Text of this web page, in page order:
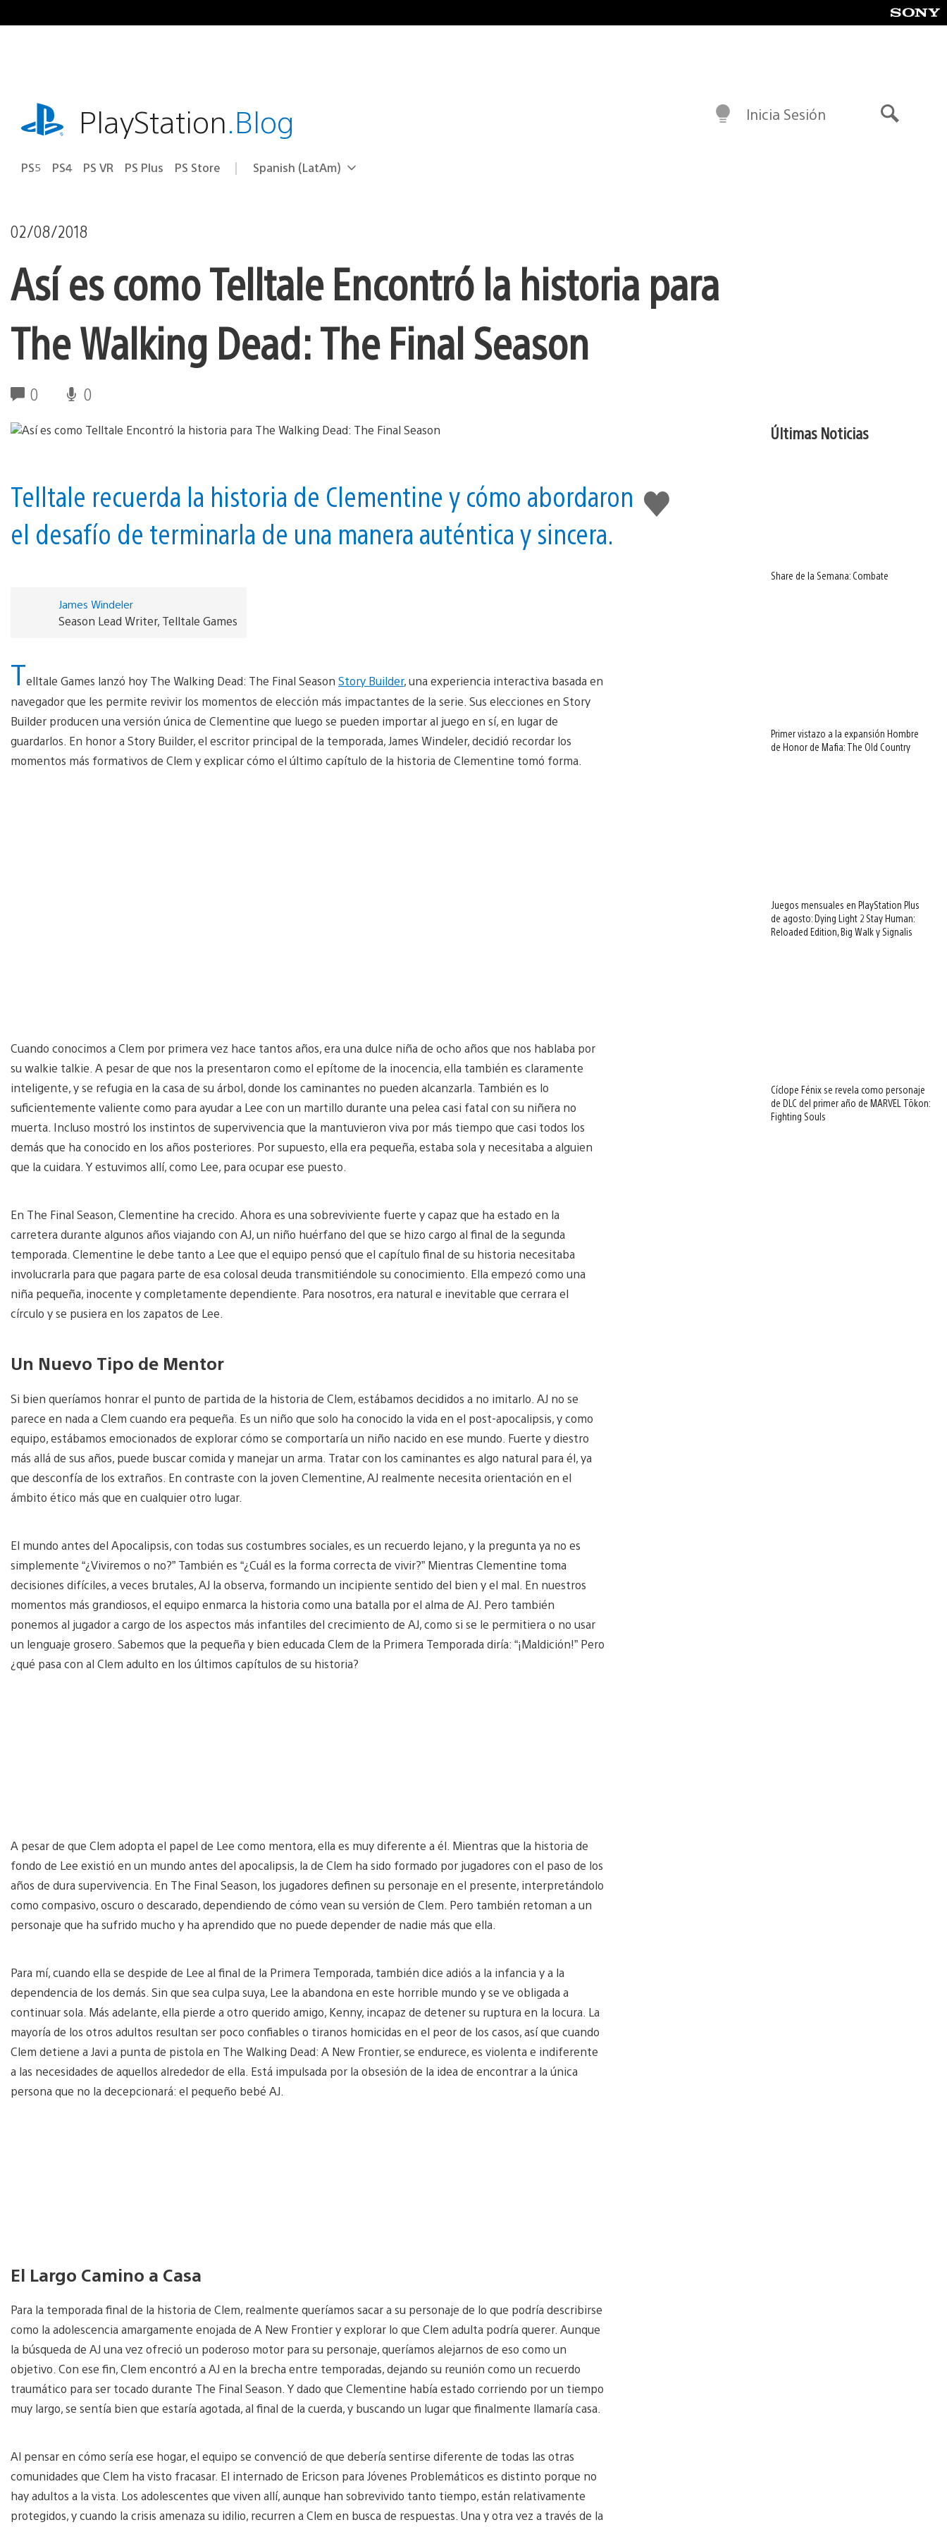
al
playstation.comPlayStation.Blog
PS5 PS4 PS VR PS Plus PS Store Elige
Región
Spanish (LatAm)
Inicia Sesión
02/08/2018
Así es como Telltale Encontró la historia para
The Walking Dead: The Final Season
0 0
Me
gusta
Telltale recuerda la historia de Clementine y cómo abordaron
el desafío de terminarla de una manera auténtica y sincera.
James Windeler
Season Lead Writer, Telltale Games
Telltale Games lanzó hoy The Walking Dead: The Final Season Story Builder, una experiencia interactiva basada en
navegador que les permite revivir los momentos de elección más impactantes de la serie. Sus elecciones en Story
Builder producen una versión única de Clementine que luego se pueden importar al juego en sí, en lugar de
guardarlos. En honor a Story Builder, el escritor principal de la temporada, James Windeler, decidió recordar los
momentos más formativos de Clem y explicar cómo el último capítulo de la historia de Clementine tomó forma.
Cuando conocimos a Clem por primera vez hace tantos años, era una dulce niña de ocho años que nos hablaba por
su walkie talkie. A pesar de que nos la presentaron como el epítome de la inocencia, ella también es claramente
inteligente, y se refugia en la casa de su árbol, donde los caminantes no pueden alcanzarla. También es lo
suficientemente valiente como para ayudar a Lee con un martillo durante una pelea casi fatal con su niñera no
muerta. Incluso mostró los instintos de supervivencia que la mantuvieron viva por más tiempo que casi todos los
demás que ha conocido en los años posteriores. Por supuesto, ella era pequeña, estaba sola y necesitaba a alguien
que la cuidara. Y estuvimos allí, como Lee, para ocupar ese puesto.
En The Final Season, Clementine ha crecido. Ahora es una sobreviviente fuerte y capaz que ha estado en la
carretera durante algunos años viajando con AJ, un niño huérfano del que se hizo cargo al final de la segunda
temporada. Clementine le debe tanto a Lee que el equipo pensó que el capítulo final de su historia necesitaba
involucrarla para que pagara parte de esa colosal deuda transmitiéndole su conocimiento. Ella empezó como una
niña pequeña, inocente y completamente dependiente. Para nosotros, era natural e inevitable que cerrara el
círculo y se pusiera en los zapatos de Lee.
Un Nuevo Tipo de Mentor
Si bien queríamos honrar el punto de partida de la historia de Clem, estábamos decididos a no imitarlo. AJ no se
parece en nada a Clem cuando era pequeña. Es un niño que solo ha conocido la vida en el post-apocalipsis, y como
equipo, estábamos emocionados de explorar cómo se comportaría un niño nacido en ese mundo. Fuerte y diestro
más allá de sus años, puede buscar comida y manejar un arma. Tratar con los caminantes es algo natural para él, ya
que desconfía de los extraños. En contraste con la joven Clementine, AJ realmente necesita orientación en el
ámbito ético más que en cualquier otro lugar.
El mundo antes del Apocalipsis, con todas sus costumbres sociales, es un recuerdo lejano, y la pregunta ya no es
simplemente “¿Viviremos o no?” También es “¿Cuál es la forma correcta de vivir?” Mientras Clementine toma
decisiones difíciles, a veces brutales, AJ la observa, formando un incipiente sentido del bien y el mal. En nuestros
momentos más grandiosos, el equipo enmarca la historia como una batalla por el alma de AJ. Pero también
ponemos al jugador a cargo de los aspectos más infantiles del crecimiento de AJ, como si se le permitiera o no usar
un lenguaje grosero. Sabemos que la pequeña y bien educada Clem de la Primera Temporada diría: “¡Maldición!” Pero
¿qué pasa con al Clem adulto en los últimos capítulos de su historia?
A pesar de que Clem adopta el papel de Lee como mentora, ella es muy diferente a él. Mientras que la historia de
fondo de Lee existió en un mundo antes del apocalipsis, la de Clem ha sido formado por jugadores con el paso de los
años de dura supervivencia. En The Final Season, los jugadores definen su personaje en el presente, interpretándolo
como compasivo, oscuro o descarado, dependiendo de cómo vean su versión de Clem. Pero también retoman a un
personaje que ha sufrido mucho y ha aprendido que no puede depender de nadie más que ella.
Para mí, cuando ella se despide de Lee al final de la Primera Temporada, también dice adiós a la infancia y a la
dependencia de los demás. Sin que sea culpa suya, Lee la abandona en este horrible mundo y se ve obligada a
continuar sola. Más adelante, ella pierde a otro querido amigo, Kenny, incapaz de detener su ruptura en la locura. La
mayoría de los otros adultos resultan ser poco confiables o tiranos homicidas en el peor de los casos, así que cuando
Clem detiene a Javi a punta de pistola en The Walking Dead: A New Frontier, se endurece, es violenta e indiferente
a las necesidades de aquellos alrededor de ella. Está impulsada por la obsesión de la idea de encontrar a la única
persona que no la decepcionará: el pequeño bebé AJ.
El Largo Camino a Casa
Para la temporada final de la historia de Clem, realmente queríamos sacar a su personaje de lo que podría describirse
como la adolescencia amargamente enojada de A New Frontier y explorar lo que Clem adulta podría querer. Aunque
la búsqueda de AJ una vez ofreció un poderoso motor para su personaje, queríamos alejarnos de eso como un
objetivo. Con ese fin, Clem encontró a AJ en la brecha entre temporadas, dejando su reunión como un recuerdo
traumático para ser tocado durante The Final Season. Y dado que Clementine había estado corriendo por un tiempo
muy largo, se sentía bien que estaría agotada, al final de la cuerda, y buscando un lugar que finalmente llamaría casa.
Al pensar en cómo sería ese hogar, el equipo se convenció de que debería sentirse diferente de todas las otras
comunidades que Clem ha visto fracasar. El internado de Ericson para Jóvenes Problemáticos es distinto porque no
hay adultos a la vista. Los adolescentes que viven allí, aunque han sobrevivido tanto tiempo, están relativamente
protegidos, y cuando la crisis amenaza su idilio, recurren a Clem en busca de respuestas. Una y otra vez a través de la
Últimas Noticias
Share de la Semana: Combate
Primer vistazo a la expansión Hombre
de Honor de Mafia: The Old Country
Juegos mensuales en PlayStation Plus
de agosto: Dying Light 2 Stay Human:
Reloaded Edition, Big Walk y Signalis
Cíclope Fénix se revela como personaje
de DLC del primer año de MARVEL Tōkon:
Fighting Souls